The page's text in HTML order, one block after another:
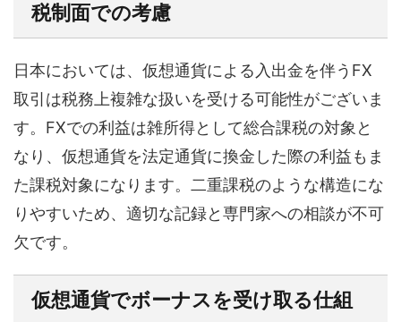
税制面での考慮
日本においては、仮想通貨による入出金を伴うFX
取引は税務上複雑な扱いを受ける可能性がございま
す。FXでの利益は雑所得として総合課税の対象と
なり、仮想通貨を法定通貨に換金した際の利益もま
た課税対象になります。二重課税のような構造にな
りやすいため、適切な記録と専門家への相談が不可
欠です。
仮想通貨でボーナスを受け取る仕組